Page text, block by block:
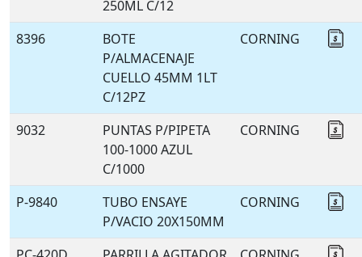
250ML C/12
8396
BOTE
P/ALMACENAJE
CUELLO 45MM 1LT
C/12PZ
CORNING
9032
PUNTAS P/PIPETA
100-1000 AZUL
C/1000
CORNING
P-9840
TUBO ENSAYE
P/VACIO 20X150MM
CORNING